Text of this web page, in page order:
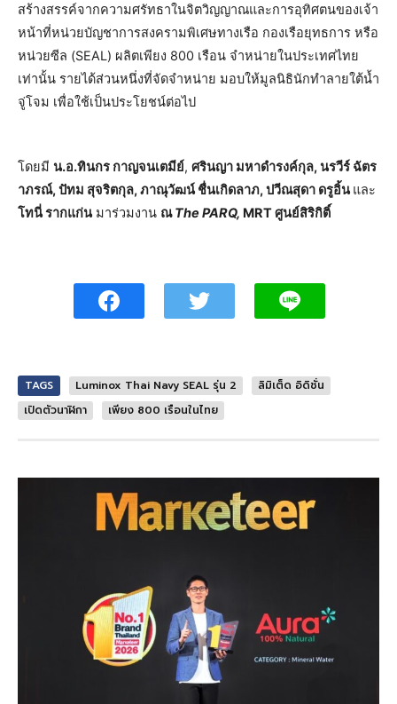
สร้างสรรค์จากความศรัทธาในจิตวิญญาณและการอุทิศตนของเจ้า
หน้าที่หน่วยบัญชาการสงครามพิเศษทางเรือ กองเรือยุทธการ หรือ
หน่วยซีล (SEAL) ผลิตเพียง 800 เรือน จำหน่ายในประเทศไทย
เท่านั้น รายได้ส่วนหนึ่งที่จัดจำหน่าย มอบให้มูลนิธินักทำลายใต้น้ำ
จู่โจม เพื่อใช้เป็นประโยชน์ต่อไป
โดยมี น.อ.ทินกร กาญจนเตมีย์, ศรินญา มหาดำรงค์กุล, นรวีร์ ฉัตร
าภรณ์, ปัทม สุจริตกุล, ภาณุวัฒน์ ชื่นเกิดลาภ, ปวีณสุดา ดรูอิ้น และ
โทนี่ รากแก่น มาร่วมงาน ณThe PARQ, MRT ศูนย์สิริกิติ์
TAGS Luminox Thai Navy SEAL รุ่น 2
ลิมิเต็ด อิดิชั่น
เปิดตัวนาฬิกา
เพียง 800 เรือนในไทย